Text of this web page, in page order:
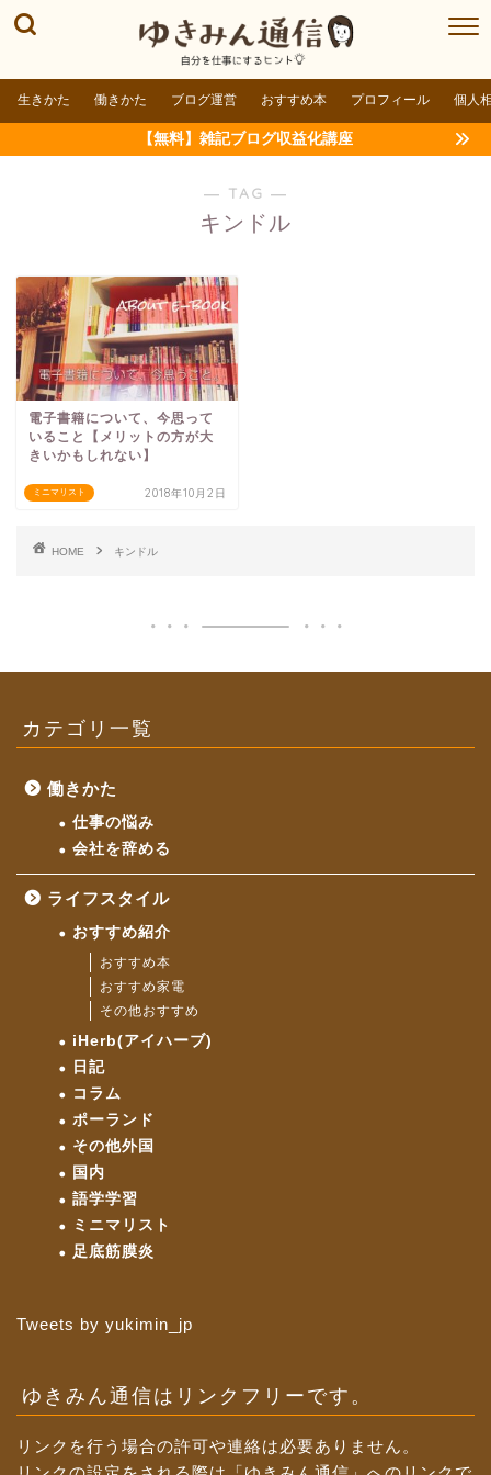
生きかた 働きかた ブログ運営 おすすめ本 プロフィール 個人
【無料】雑記ブログ収益化講座
― TAG ―
キンドル
ミニマリスト
電子書籍について、今思って
いること【メリットの方が大
きいかもしれない】
2018年10月2日
HOME キンドル
カテゴリ一覧
働きかた
仕事の悩み
会社を辞める
ライフスタイル
おすすめ紹介
おすすめ本
おすすめ家電
その他おすすめ
iHerb(アイハーブ)
日記
コラム
ポーランド
その他外国
国内
語学学習
ミニマリスト
足底筋膜炎
Tweets by yukimin_jp
ゆきみん通信はリンクフリーです。
リンクを行う場合の許可や連絡は必要ありません。